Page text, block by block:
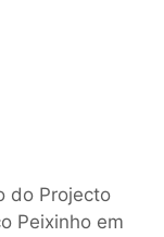
do Projecto
Peixinho em